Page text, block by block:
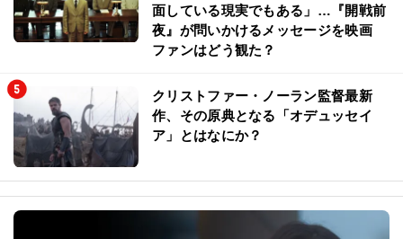
面している現実でもある」…『開戦前
夜』が問いかけるメッセージを映画
ファンはどう観た？
クリストファー・ノーラン監督最新
作、その原典となる「オデュッセイ
ア」とはなにか？